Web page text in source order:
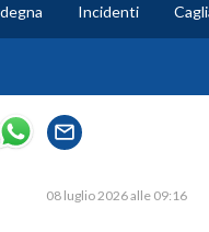
Incidenti
08 luglio 2026 alle 09:16